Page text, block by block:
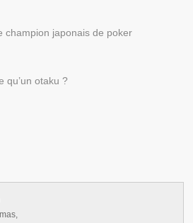
champion japonais de poker
qu’un otaku ?